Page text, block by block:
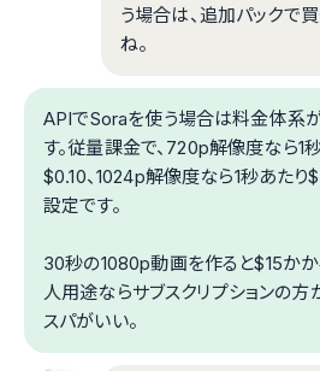
う場合は、追加パックで
ね。
APIでSoraを使う場合は料金体系
す。従量課金で、720p解像度なら1
$0.10、1024p解像度なら1秒あたり
設定です。
30秒の1080p動画を作ると$15かか
人用途ならサブスクリプションの方
スパがいい。